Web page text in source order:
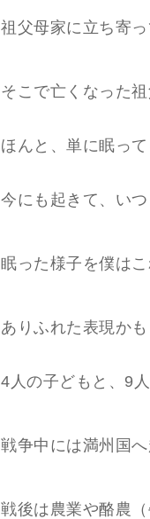
祖父母家に立ち寄
そこで亡くなった
ほんと、単に眠って
今にも起きて、い
眠った様子を僕は
ありふれた表現か
4人の子どもと、9
戦争中には満州国
戦後は農業や酪農